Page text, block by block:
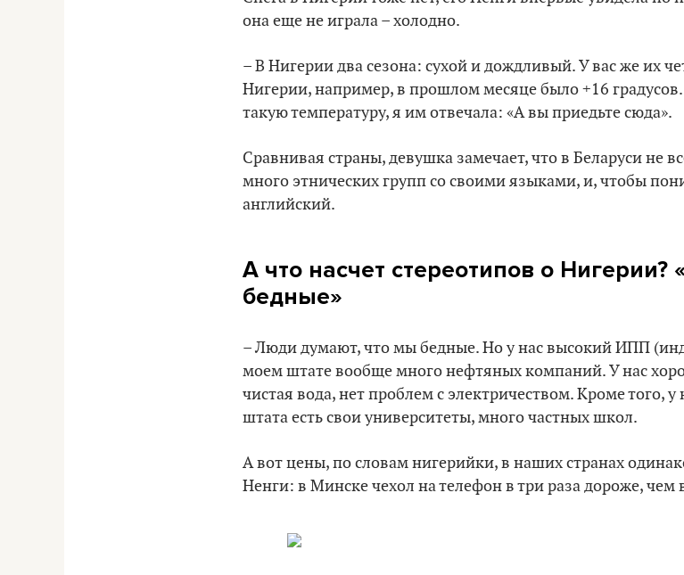
она еще не играла – холодно.
– В Нигерии два сезона: сухой и дождливый. У вас же их
Нигерии, например, в прошлом месяце было +16
такую температуру, я им отвечала: «А вы приедьте сюда».
Сравнивая страны, девушка замечает, что в Беларуси не
много этнических групп со своими языками, и, чтобы
английский.
А что насчет стереотипов о
бедные»
– Люди думают, что мы бедные. Но у нас высокий ИПП
моем штате вообще много нефтяных компаний. У нас
чистая вода, нет проблем с электричеством. Кроме того,
штата есть свои университеты, много частных школ.
А вот цены, по словам нигерийки, в наших странах
Ненги: в Минске чехол на телефон в три раза дороже, чем